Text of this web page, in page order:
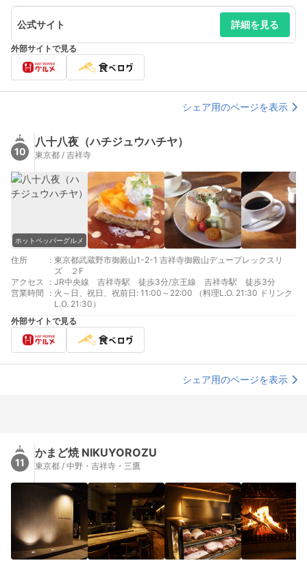
公式サイト 詳細を見る
外部サイトで見る
シェア用のページを表示
10
八十八夜（ハチジュウハチヤ）
東京都 / 吉祥寺
ホットペッパーグルメ
住所 : 東京都武蔵野市御殿山1-2-1 吉祥寺御殿山デュープレックスリ
ズ ２F
アクセス
: JR中央線 吉祥寺駅 徒歩3分/京王線 吉祥寺駅 徒歩3分
営業時間
: 火～日、祝日、祝前日: 11:00～22:00 （料理L.O. 21:30 ドリンク
L.O. 21:30）
外部サイトで見る
シェア用のページを表示
11
かまど焼 NIKUYOROZU
東京都 / 中野・吉祥寺・三鷹